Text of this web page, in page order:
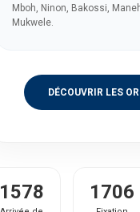
Mboh, Ninon, Bakossi,
Mukwele.
DÉCOUVRIR LES
1578 1706